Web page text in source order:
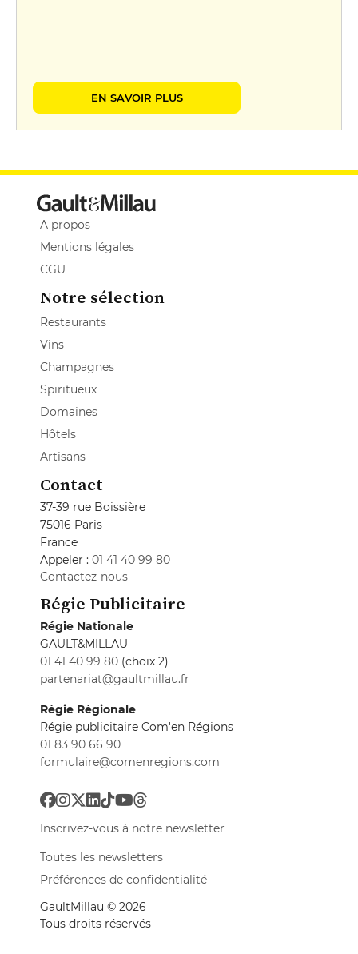
EN SAVOIR PLUS
A propos
Mentions légales
CGU
Notre sélection
Restaurants
Vins
Champagnes
Spiritueux
Domaines
Hôtels
Artisans
Contact
37-39 rue Boissière
75016 Paris
France
Appeler : 01 41 40 99 80
Contactez-nous
Régie Publicitaire
Régie Nationale
GAULT&MILLAU
01 41 40 99 80 (choix 2)
partenariat@gaultmillau.fr
Régie Régionale
Régie publicitaire Com'en Régions
01 83 90 66 90
formulaire@comenregions.com
Inscrivez-vous à notre newsletter
Toutes les newsletters
Préférences de confidentialité
GaultMillau © 2026
Tous droits réservés